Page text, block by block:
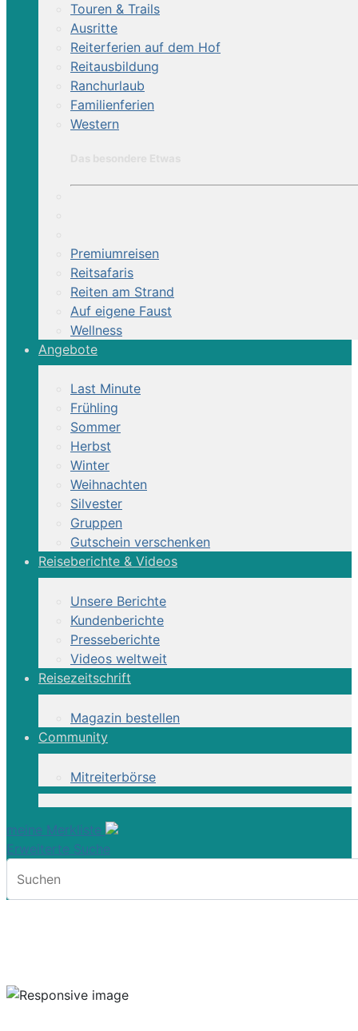
Touren & Trails
Ausritte
Reiterferien auf dem Hof
Reitausbildung
Ranchurlaub
Familienferien
Western
Premiumreisen
Reitsafaris
Reiten am Strand
Auf eigene Faust
Wellness
Angebote
Last Minute
Frühling
Sommer
Herbst
Winter
Weihnachten
Silvester
Gruppen
Gutschein verschenken
Reiseberichte & Videos
Unsere Berichte
Kundenberichte
Presseberichte
Videos weltweit
Reisezeitschrift
Magazin bestellen
Community
Mitreiterbörse
meine Merkliste
Erweiterte Suche